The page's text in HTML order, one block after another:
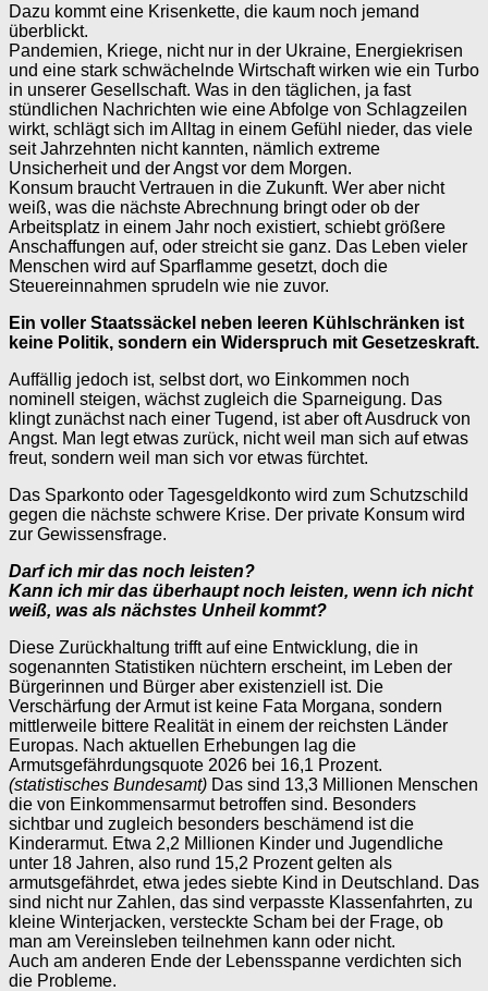
Dazu kommt eine Krisenkette, die kaum noch jemand
überblickt.
Pandemien, Kriege, nicht nur in der Ukraine, Energiekrisen
und eine stark schwächelnde Wirtschaft wirken wie ein Turbo
in unserer Gesellschaft. Was in den täglichen, ja fast
stündlichen Nachrichten wie eine Abfolge von Schlagzeilen
wirkt, schlägt sich im Alltag in einem Gefühl nieder, das viele
seit Jahrzehnten nicht kannten, nämlich extreme
Unsicherheit und der Angst vor dem Morgen.
Konsum braucht Vertrauen in die Zukunft. Wer aber nicht
weiß, was die nächste Abrechnung bringt oder ob der
Arbeitsplatz in einem Jahr noch existiert, schiebt größere
Anschaffungen auf, oder streicht sie ganz. Das Leben vieler
Menschen wird auf Sparflamme gesetzt, doch die
Steuereinnahmen sprudeln wie nie zuvor.
Ein voller Staatssäckel neben leeren Kühlschränken ist
keine Politik, sondern ein Widerspruch mit Gesetzeskraft.
Auffällig jedoch ist, selbst dort, wo Einkommen noch
nominell steigen, wächst zugleich die Sparneigung. Das
klingt zunächst nach einer Tugend, ist aber oft Ausdruck von
Angst. Man legt etwas zurück, nicht weil man sich auf etwas
freut, sondern weil man sich vor etwas fürchtet.
Das Sparkonto oder Tagesgeldkonto wird zum Schutzschild
gegen die nächste schwere Krise. Der private Konsum wird
zur Gewissensfrage.
Darf ich mir das noch leisten?
Kann ich mir das überhaupt noch leisten, wenn ich nicht
weiß, was als nächstes Unheil kommt?
Diese Zurückhaltung trifft auf eine Entwicklung, die in
sogenannten Statistiken nüchtern erscheint, im Leben der
Bürgerinnen und Bürger aber existenziell ist. Die
Verschärfung der Armut ist keine Fata Morgana, sondern
mittlerweile bittere Realität in einem der reichsten Länder
Europas. Nach aktuellen Erhebungen lag die
Armutsgefährdungsquote 2026 bei 16,1 Prozent.
(statistisches Bundesamt) Das sind 13,3 Millionen Menschen
die von Einkommensarmut betroffen sind. Besonders
sichtbar und zugleich besonders beschämend ist die
Kinderarmut. Etwa 2,2 Millionen Kinder und Jugendliche
unter 18 Jahren, also rund 15,2 Prozent gelten als
armutsgefährdet, etwa jedes siebte Kind in Deutschland. Das
sind nicht nur Zahlen, das sind verpasste Klassenfahrten, zu
kleine Winterjacken, versteckte Scham bei der Frage, ob
man am Vereinsleben teilnehmen kann oder nicht.
Auch am anderen Ende der Lebensspanne verdichten sich
die Probleme.